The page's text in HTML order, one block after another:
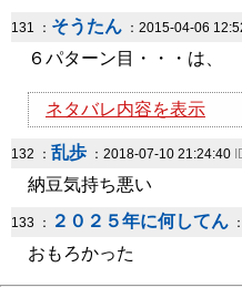
131 ： そうたん ：2015-04-06
６パターン目・・・は、
ネタバレ内容を表示
132 ： 乱歩 ：2018-07-10 21:24:40
納豆気持ち悪い
133 ： ２０２５年に何してん
おもろかった